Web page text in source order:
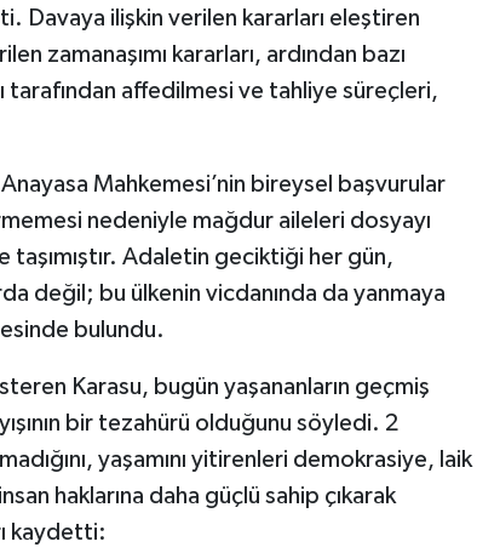
Davaya ilişkin verilen kararları eleştiren
zamanaşımı kararları, ardından bazı
tarafından affedilmesi ve tahliye süreçleri,
Mahkemesi’nin bireysel başvurular
nedeniyle mağdur aileleri dosyayı
taşımıştır. Adaletin geciktiği her gün,
değil; bu ülkenin vicdanında da yanmaya
bulundu.
Karasu, bugün yaşananların geçmiş
bir tezahürü olduğunu söyledi. 2
yaşamını yitirenleri demokrasiye, laik
haklarına daha güçlü sahip çıkarak
kaydetti: